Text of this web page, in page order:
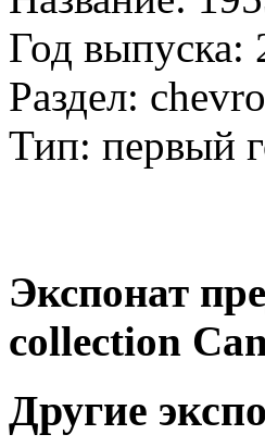
Год выпуска:
Раздел:
Тип: первый
Экспонат
collection
Другие